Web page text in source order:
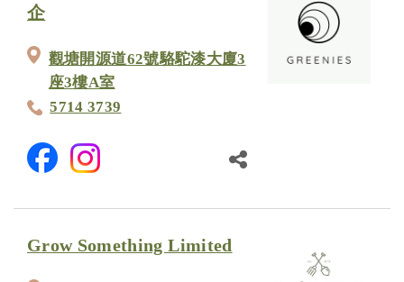
企
觀塘開源道62號駱駝漆大廈3
座3樓A室
5714 3739
Grow Something Limited